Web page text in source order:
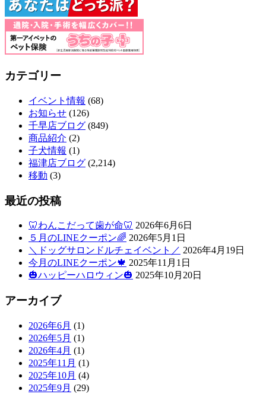
カテゴリー
イベント情報 (68)
お知らせ (126)
千早店ブログ (849)
商品紹介 (2)
子犬情報 (1)
福津店ブログ (2,214)
移動 (3)
最近の投稿
🦷わんこだって歯が命🦷 2026年6月6日
５月のLINEクーポン🌈 2026年5月1日
＼ドッグサロンドルチェイベント／ 2026年4月19日
今月のLINEクーポン🍁 2025年11月1日
🎃ハッピーハロウィン🎃 2025年10月20日
アーカイブ
2026年6月 (1)
2026年5月 (1)
2026年4月 (1)
2025年11月 (1)
2025年10月 (4)
2025年9月 (29)